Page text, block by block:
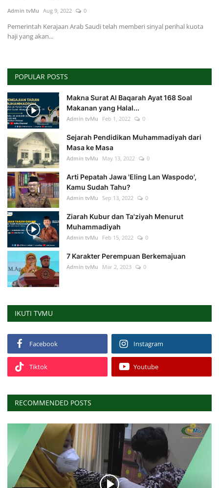
Admin tvMu Aug 9, 2022 0
Pemerintah Kerajaan Arab Saudi telah memberi sinyal perihal kuota
haji yang akan...
POPULAR POSTS
Makna Surat Al Baqarah Ayat 168 Soal
Makanan yang Halal...
Admin tvMu Feb 1, 2022 0
Sejarah Pendidikan Muhammadiyah dari
Masa ke Masa
Admin tvMu May 13, 2022 0
Arti Pepatah Jawa 'Eling Lan Waspodo',
Kamu Sudah Tahu?
Admin tvMu Sep 13, 2022 0
Ziarah Kubur dan Ta'ziyah Menurut
Muhammadiyah
Admin tvMu Feb 15, 2022 0
7 Karakter Perempuan Berkemajuan
Admin tvMu Mar 2, 2023 0
IKUTI TVMU
Facebook Instagram
Tiktok Youtube
RECOMMENDED POSTS